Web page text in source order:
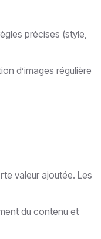
précises (style,
d’images régulière
valeur ajoutée. Les
du contenu et